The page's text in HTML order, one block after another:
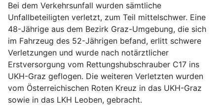
Bei dem Verkehrsunfall wurden sämtliche
Unfallbeteiligten verletzt, zum Teil mittelschwer. Eine
48-Jährige aus dem Bezirk Graz-Umgebung, die sich
im Fahrzeug des 52-Jährigen befand, erlitt schwere
Verletzungen und wurde nach notärztlicher
Erstversorgung vom Rettungshubschrauber C17 ins
UKH-Graz geflogen. Die weiteren Verletzten wurden
vom Österreichischen Roten Kreuz in das UKH-Graz
sowie in das LKH Leoben, gebracht.